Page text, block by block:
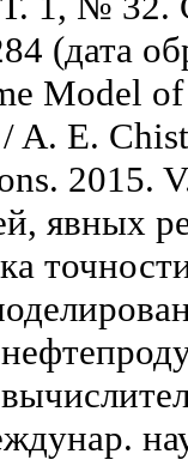
(дата
Model
A. E.
2015.
явных